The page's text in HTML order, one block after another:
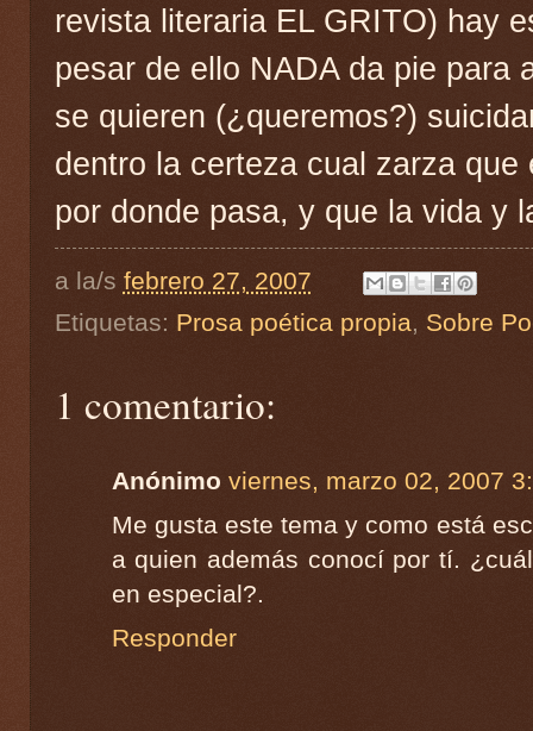
revista literaria EL GRITO) hay
pesar de ello NADA da pie para
se quieren (¿queremos?)
dentro la certeza cual zarza que
por donde pasa, y que la vida y
a la/s febrero 27, 2007
Etiquetas: Prosa poética propia Sobre
1 comentario:
Anónimo viernes, marzo 02, 2007
Me gusta este tema y como está
a quien además conocí por tí.
en especial?.
Responder